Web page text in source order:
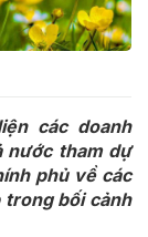
các doanh
nước tham dự
phủ về các
bối cảnh